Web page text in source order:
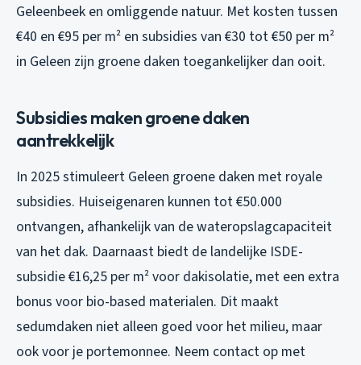
Geleenbeek en omliggende natuur. Met kosten tussen
€40 en €95 per m² en subsidies van €30 tot €50 per m²
in Geleen zijn groene daken toegankelijker dan ooit.
Subsidies maken groene daken
aantrekkelijk
In 2025 stimuleert Geleen groene daken met royale
subsidies. Huiseigenaren kunnen tot €50.000
ontvangen, afhankelijk van de wateropslagcapaciteit
van het dak. Daarnaast biedt de landelijke ISDE-
subsidie €16,25 per m² voor dakisolatie, met een extra
bonus voor bio-based materialen. Dit maakt
sedumdaken niet alleen goed voor het milieu, maar
ook voor je portemonnee. Neem contact op met